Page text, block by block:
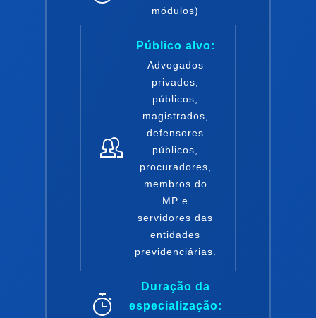
módulos)
Público alvo:
Advogados
privados,
públicos,
magistrados,
defensores
públicos,
procuradores,
membros do
MP e
servidores das
entidades
previdenciárias.
Duração da
especialização: